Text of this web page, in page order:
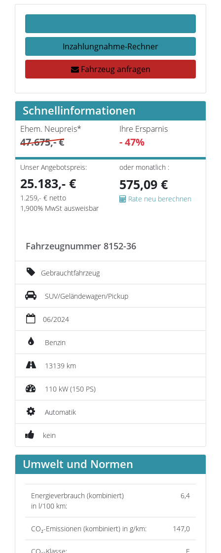
Inzahlungnahme-Rechner
Fahrzeug anfragen
Schnellinformationen
Ehem. Neupreis*
47.675,- €
Ihre Ersparnis
- 47%
Unser Angebotspreis:
25.183,- €
1.259,- € netto
1,900% MwSt ausweisbar
oder monatlich :
575,09 €
Rate neu berechnen
Fahrzeugnummer 8152-36
Gebrauchtfahrzeug
SUV/Geländewagen/Pickup
06/2024
Benzin
13139 km
110 kW (150 PS)
Automatik
kein
Umwelt und Normen
Energieverbrauch (kombiniert)
in l/100 km:
6,4
CO₂-Emissionen (kombiniert) in g/km: 147,0